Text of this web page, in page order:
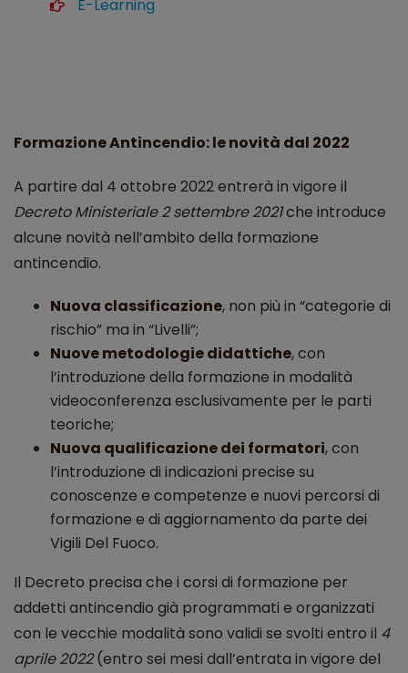
E-Learning
Formazione Antincendio: le novità dal 2022
A partire dal 4 ottobre 2022 entrerà in vigore il
Decreto Ministeriale 2 settembre 2021che introduce
alcune novità nell’ambito della formazione
antincendio.
Nuova classificazione, non più in “categorie di
rischio” ma in “Livelli”;
Nuove metodologie didattiche, con
l’introduzione della formazione in modalità
videoconferenza esclusivamente per le parti
teoriche;
Nuova qualificazione dei formatori, con
l’introduzione di indicazioni precise su
conoscenze e competenze e nuovi percorsi di
formazione e di aggiornamento da parte dei
Vigili Del Fuoco.
Il Decreto precisa che i corsi di formazione per
addetti antincendio già programmati e organizzati
con le vecchie modalità sono validi se svolti entro il 4
aprile 2022(entro sei mesi dall’entrata in vigore del